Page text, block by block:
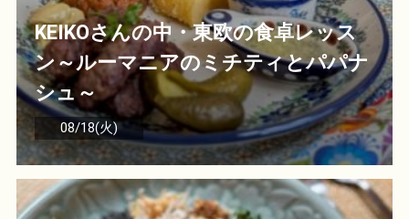
KEIKOさんの中・東欧の食卓レッス
ン～ルーマニアのミチティとパパナ
シュ～
08/18(火)